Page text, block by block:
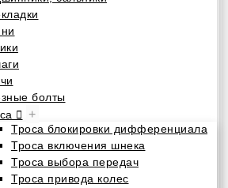
болты
+
Троса блокировки дифференциала
Троса включения шнека
Троса выбора передач
Троса привода колес